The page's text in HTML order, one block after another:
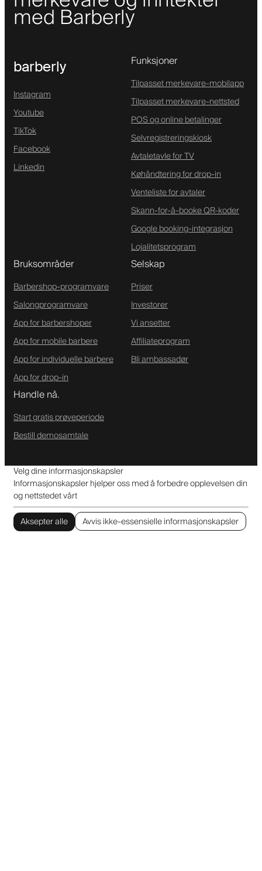
med Barberly
barberly
Instagram
Youtube
TikTok
Facebook
Linkedin
Funksjoner
Tilpasset merkevare-mobilapp
Tilpasset merkevare-nettsted
POS og online betalinger
Selvregistreringskiosk
Avtaletavle for TV
Køhåndtering for drop-in
Venteliste for avtaler
Skann-for-å-booke QR-koder
Google booking-integrasjon
Lojalitetsprogram
Bruksområder
Barbershop-programvare
Salongprogramvare
App for barbershoper
App for mobile barbere
App for individuelle barbere
App for drop-in
Selskap
Priser
Investorer
Vi ansetter
Affiliateprogram
Bli ambassadør
Handle nå.
Start gratis prøveperiode
Bestill demosamtale
Velg dine informasjonskapsler
Informasjonskapsler hjelper oss med å forbedre opplevelsen din
og nettstedet vårt
Aksepter alle
Avvis ikke-essensielle informasjonskapsler